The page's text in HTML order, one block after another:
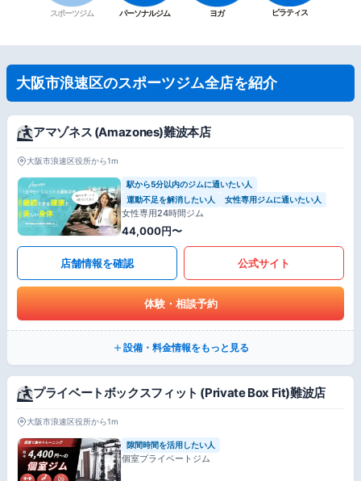
スポーツジム パーソナルジム ヨガ ピラティス
大阪市浪速区のスポーツジム全店を紹介
アマゾネス (Amazones)難波本店
大阪市浪速区役所から1m
駅から5分以内のジムに通いたい人
運動不足を解消したい人
女性専用ジムに通いたい人
女性専用24時間ジム
44,000円〜
店舗情報を確認 公式サイト
体験・相談予約
設備・料金情報をもっと見る
プライベートボックスフィット (Private Box Fit)難波店
大阪市浪速区役所から1m
隙間時間を活用したい人
個室プライベートジム